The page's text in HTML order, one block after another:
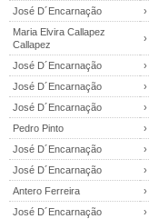
José D´Encarnação
›
Maria Elvira Callapez
Callapez
›
José D´Encarnação ›
José D´Encarnação
›
José D´Encarnação
›
Pedro Pinto
›
José D´Encarnação
›
José D´Encarnação
›
Antero Ferreira
›
José D´Encarnação
›